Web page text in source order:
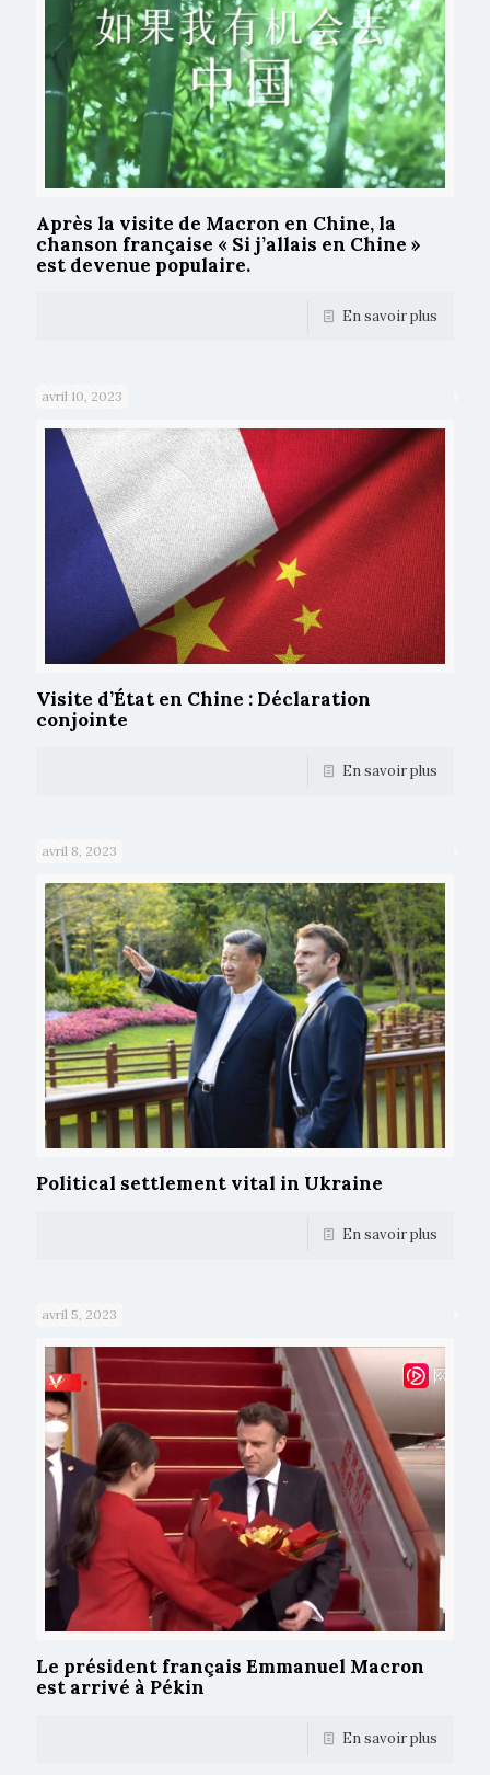
Après la visite de Macron en Chine, la
chanson française « Si j’allais en Chine »
est devenue populaire.
En savoir plus
avril 10, 2023
Visite d’État en Chine : Déclaration
conjointe
En savoir plus
avril 8, 2023
Political settlement vital in Ukraine
En savoir plus
avril 5, 2023
Le président français Emmanuel Macron
est arrivé à Pékin
En savoir plus